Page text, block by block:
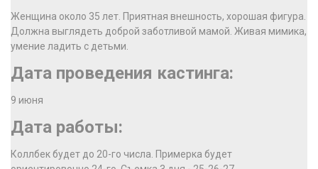
Женщина около 35 лет. Приятная внешность, хорошая фигура.
Должна выглядеть доброй заботливой мамой. Живая мимика,
умение ладить с детьми.
Дата проведения кастинга:
9 июня
Дата работы:
Коллбек будет до 20-го числа. Примерка будет